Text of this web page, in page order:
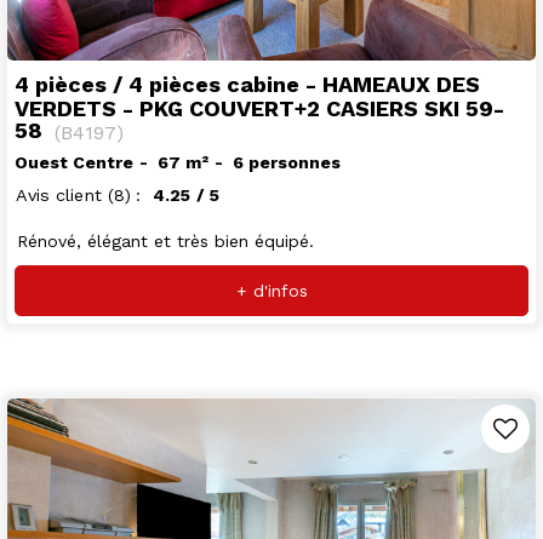
4 pièces / 4 pièces cabine - HAMEAUX DES
VERDETS - PKG COUVERT+2 CASIERS SKI 59-
58
(B4197)
Ouest Centre 67 m²
6 personnes
Avis client (8) 4.25 / 5
Rénové, élégant et très bien équipé.
+ d'infos